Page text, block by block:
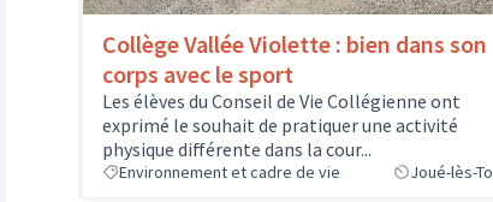
Collège Vallée Violette : bien dans son
corps avec le sport
Les élèves du Conseil de Vie Collégienne ont
exprimé le souhait de pratiquer une activité
physique différente dans la cour...
Environnement et cadre de vie Joué-lès-